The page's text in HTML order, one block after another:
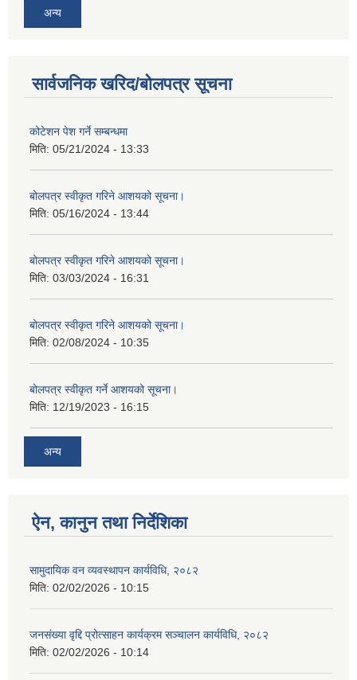
अन्य
सार्वजनिक खरिद/बोलपत्र सूचना
कोटेशन पेश गर्ने सम्बन्धमा
मिति: 05/21/2024 - 13:33
बोलपत्र स्वीकृत गरिने आशयको सूचना।
मिति: 05/16/2024 - 13:44
बोलपत्र स्वीकृत गरिने आशयको सूचना।
मिति: 03/03/2024 - 16:31
बोलपत्र स्वीकृत गरिने आशयको सूचना।
मिति: 02/08/2024 - 10:35
बोलपत्र स्वीकृत गर्ने आशयको सूचना।
मिति: 12/19/2023 - 16:15
अन्य
ऐन, कानुन तथा निर्देशिका
सामुदायिक वन व्यवस्थापन कार्यविधि, २०८२
मिति: 02/02/2026 - 10:15
जनसंख्या वृद्दि प्रोत्साहन कार्यक्रम सञ्‍चालन कार्यविधि, २०८२
मिति: 02/02/2026 - 10:14